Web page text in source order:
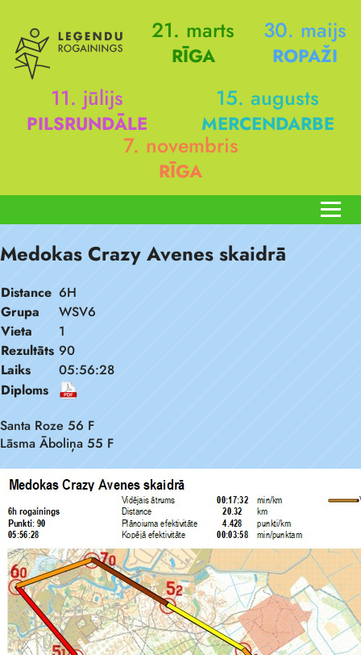
21. marts
RĪGA
30. maijs
ROPAŽI
11. jūlijs
PILSRUNDĀLE
15. augusts
MERCENDARBE
7. novembris
RĪGA
Medokas Crazy Avenes skaidrā
Distance 6H
Grupa
WSV6
Vieta
1
Rezultāts 90
Laiks
05:56:28
Diploms
Santa Roze 56 F
Lāsma Āboliņa 55 F